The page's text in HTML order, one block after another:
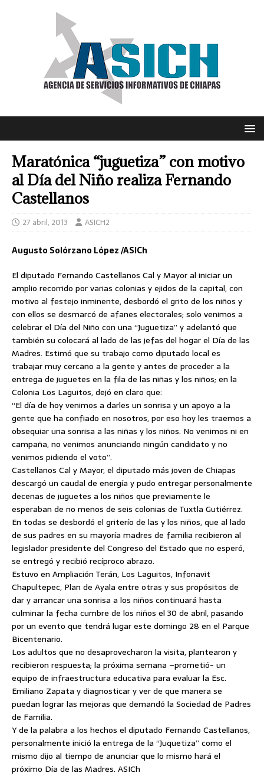
Maratónica “juguetiza” con motivo
al Día del Niño realiza Fernando
Castellanos
27 abril, 2013 ASICH2
Augusto Solórzano López /ASICh
El diputado Fernando Castellanos Cal y Mayor al iniciar un
amplio recorrido por varias colonias y ejidos de la capital, con
motivo al festejo inminente, desbordó el grito de los niños y
con ellos se desmarcó de afanes electorales; solo venimos a
celebrar el Día del Niño con una “Juguetiza” y adelantó que
también su colocará al lado de las jefas del hogar el Día de las
Madres. Estimó que su trabajo como diputado local es
trabajar muy cercano a la gente y antes de proceder a la
entrega de juguetes en la fila de las niñas y los niños; en la
Colonia Los Laguitos, dejó en claro que:
“El día de hoy venimos a darles un sonrisa y un apoyo a la
gente que ha confiado en nosotros, por eso hoy les traemos a
obsequiar una sonrisa a las niñas y los niños. No venimos ni en
campaña, no venimos anunciando ningún candidato y no
venimos pidiendo el voto”.
Castellanos Cal y Mayor, el diputado más joven de Chiapas
descargó un caudal de energía y pudo entregar personalmente
decenas de juguetes a los niños que previamente le
esperaban de no menos de seis colonias de Tuxtla Gutiérrez.
En todas se desbordó el griterío de las y los niños, que al lado
de sus padres en su mayoría madres de familia recibieron al
legislador presidente del Congreso del Estado que no esperó,
se entregó y recibió recíproco abrazo.
Estuvo en Ampliación Terán, Los Laguitos, Infonavit
Chapultepec, Plan de Ayala entre otras y sus propósitos de
dar y arrancar una sonrisa a los niños continuará hasta
culminar la fecha cumbre de los niños el 30 de abril, pasando
por un evento que tendrá lugar este domingo 28 en el Parque
Bicentenario.
Los adultos que no desaprovecharon la visita, plantearon y
recibieron respuesta; la próxima semana –prometió- un
equipo de infraestructura educativa para evaluar la Esc.
Emiliano Zapata y diagnosticar y ver de que manera se
puedan lograr las mejoras que demandó la Sociedad de Padres
de Familia.
Y de la palabra a los hechos el diputado Fernando Castellanos,
personalmente inició la entrega de la “Juquetiza” como el
mismo dijo al tiempo de anunciar que lo mismo hará el
próximo Día de las Madres. ASICh